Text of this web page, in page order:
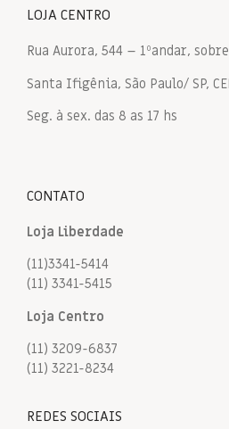
LOJA CENTRO
Rua Aurora, 544 – 1ºandar,
Santa Ifigênia, São Paulo/ SP,
Seg. à sex. das 8 as 17 hs
CONTATO
Loja Liberdade
(11)3341-5414
(11) 3341-5415
Loja Centro
(11) 3209-6837
(11) 3221-8234
REDES SOCIAIS